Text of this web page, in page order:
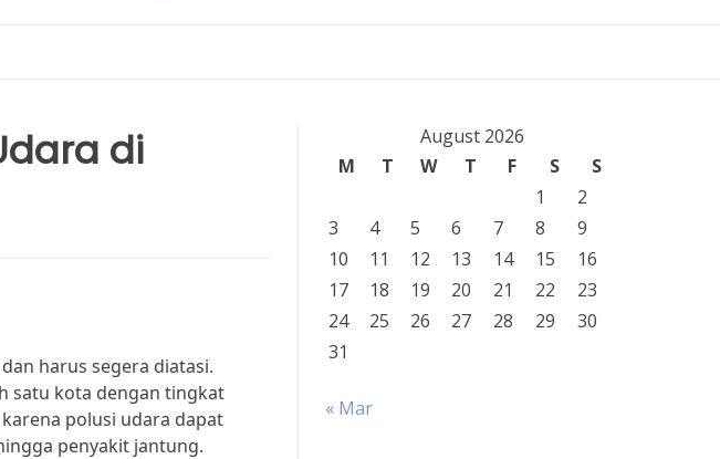
di
harus segera diatasi.
satu kota dengan tingkat
polusi udara dapat
penyakit jantung.
August 2026
M
T W T F S
S
1
2
3
4 5 6 7 8
9
10
11 12 13 14 15
16
17
18 19 20 21 22
23
24
25 26 27 28 29
30
31
« Mar